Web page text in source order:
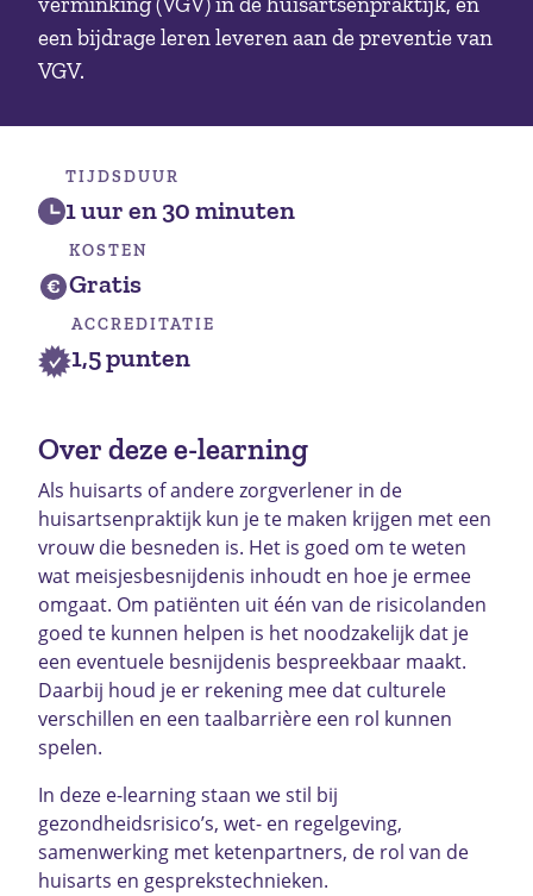
een bijdrage leren leveren aan de preventie van
VGV.
TIJDSDUUR
1 uur en 30 minuten
KOSTEN
Gratis
ACCREDITATIE
1,5 punten
Over deze e-learning
Als huisarts of andere zorgverlener in de
huisartsenpraktijk kun je te maken krijgen met een
vrouw die besneden is. Het is goed om te weten
wat meisjesbesnijdenis inhoudt en hoe je ermee
omgaat. Om patiënten uit één van de risicolanden
goed te kunnen helpen is het noodzakelijk dat je
een eventuele besnijdenis bespreekbaar maakt.
Daarbij houd je er rekening mee dat culturele
verschillen en een taalbarrière een rol kunnen
spelen.
In deze e-learning staan we stil bij
gezondheidsrisico’s, wet- en regelgeving,
samenwerking met ketenpartners, de rol van de
huisarts en gesprekstechnieken.